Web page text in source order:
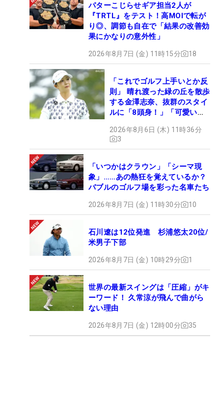
パターこじらせギア担当2人が
『TRTL』をテスト！高MOIで転が
り◎、調節も自在で「結果の改善効
果にかなりの意外性」
2026年8月7日 (金) 11時15分 18
「これでゴルフ上手いとか反
則」 晴れ渡った緑の丘を散歩
する金澤志奈、抜群のスタイ
ルに「8頭身！」「可愛いに
2026年8月6日 (木) 11時36分
3
「いつかはクラウン」「シーマ現
象」……あの熱狂を覚えているか？
バブルのゴルフ場を彩った名車たち
2026年8月7日 (金) 11時30分 10
石川遼は12位発進 杉浦悠太20位/
米男子下部
2026年8月7日 (金) 10時29分 1
世界の最新スイングは「圧縮」がキ
ーワード！ 久常涼が飛んで曲がら
ない理由
2026年8月7日 (金) 12時00分 35